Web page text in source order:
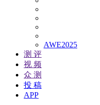
AWE2025
测 评
视 频
众 测
投 稿
APP